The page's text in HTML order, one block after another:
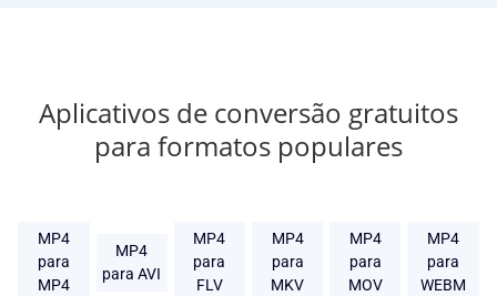
Aplicativos de conversão gratuitos
para formatos populares
MP4
para
MP4
MP4
para AVI
MP4
para
FLV
MP4
para
MKV
MP4
para
MOV
MP4
para
WEBM